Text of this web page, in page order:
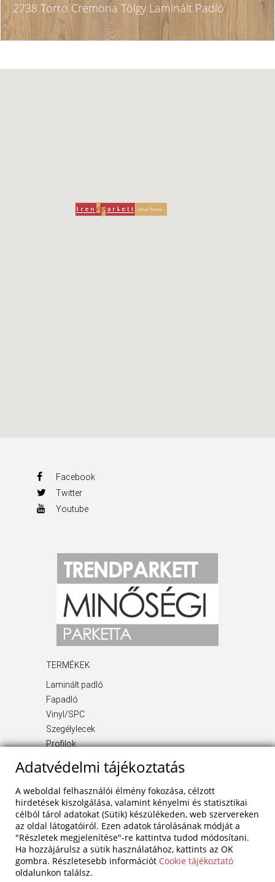
2738 Torro Cremona Tölgy Laminált Padló
Facebook
Twitter
Youtube
TERMÉKEK
Laminált padló
Fapadló
Vinyl/SPC
Szegélylecek
Profilok
Kiegészítő termékek
Rólunk
Blog
Szolgáltatások
Referenciák
Akciók
Kapcsolat
Adatvédelmi tájékoztatás
A weboldal felhasználói élmény fokozása, célzott
hirdetések kiszolgálása, valamint kényelmi és statisztikai
célból tárol adatokat (Sütik) készülékeden, web szervereken
az oldal látogatóiról. Ezen adatok tárolásának módját a
"Részletek megjelenítése"-re kattintva tudod módosítani.
Ha hozzájárulsz a sütik használatához, kattints az OK
gombra. Részletesebb információt Cookie tájékoztató
oldalunkon találsz.